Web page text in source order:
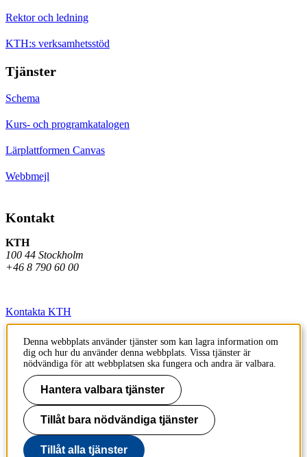
Rektor och ledning
KTH:s verksamhetsstöd
Tjänster
Schema
Kurs- och programkatalogen
Lärplattformen Canvas
Webbmejl
Kontakt
KTH
100 44 Stockholm
+46 8 790 60 00
Kontakta KTH
Jobba på KTH
Press och media
Faktura och betalning KTH
Om KTH:s webbplatser
Tillgänglighetsredogörelse
Denna webbplats använder tjänster som kan lagra information om
dig och hur du använder denna webbplats. Vissa tjänster är
nödvändiga för att webbplatsen ska fungera och andra är valbara.
Hantera valbara tjänster
Tillåt bara nödvändiga tjänster
Tillåt alla tjänster